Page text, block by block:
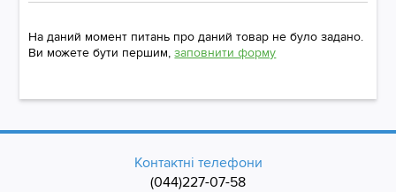
На даний момент питань про даний товар не було задано.
Ви можете бути першим,заповнити форму
Контактні телефони
(044)227-07-58